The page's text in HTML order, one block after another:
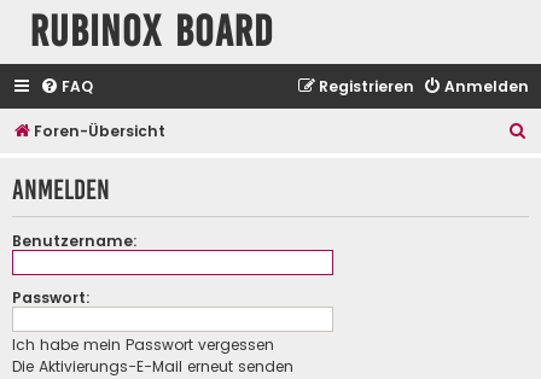
Rubinox Board
FAQ Anmelden
Registrieren
Foren-Übersicht
h
Anmelden
Benutzername:
Passwort:
Ich habe mein Passwort vergessen
Die Aktivierungs-E-Mail erneut senden